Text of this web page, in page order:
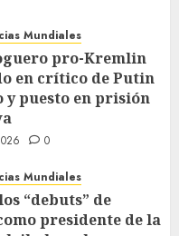
Mundiales
pro-Kremlin
en crítico de Putin
y puesto en prisión
0
Mundiales
“debuts” de
presidente de la